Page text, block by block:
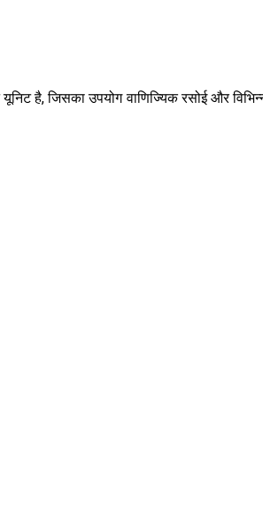
है, जिसका उपयोग वाणिज्यिक रसोई और